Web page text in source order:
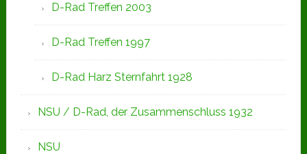
D-Rad Treffen 2003
D-Rad Treffen 1997
D-Rad Harz Sternfahrt 1928
NSU / D-Rad, der Zusammenschluss 1932
NSU